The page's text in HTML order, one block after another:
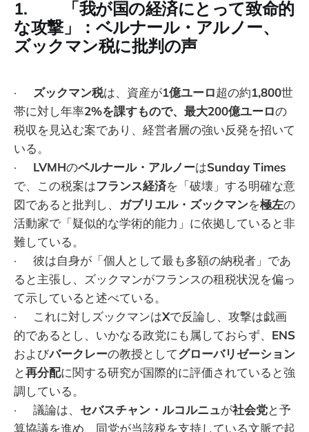
1. 「我が国の経済にとって致命的
な攻撃」：ベルナール・アルノー、
ズックマン税に批判の声
· ズックマン税は、資産が1億ユーロ超の約1,800世
帯に対し年率2%を課すもので、最大200億ユーロの
税収を見込む案であり、経営者層の強い反発を招いて
いる。
· LVMHのベルナール・アルノーはSunday Times
で、この税案はフランス経済を「破壊」する明確な意
図であると批判し、 ガブリエル・ズックマンを極左の
活動家で「疑似的な学術的能力」に依拠していると非
難している。
· 彼は自身が「個人として最も多額の納税者」であ
ると主張し、ズックマンがフランスの租税状況を偏っ
て示していると述べている。
· これに対しズックマンはXで反論し、攻撃は戯画
的であるとし、いかなる政党にも属しておらず、 ENS
およびバークレーの教授としてグローバリゼーション
と再分配に関する研究が国際的に評価されていると強
調している。
· 議論は、 セバスチャン・ルコルニュが社会党と予
算協議を進め、同党が当該税を支持している文脈で起